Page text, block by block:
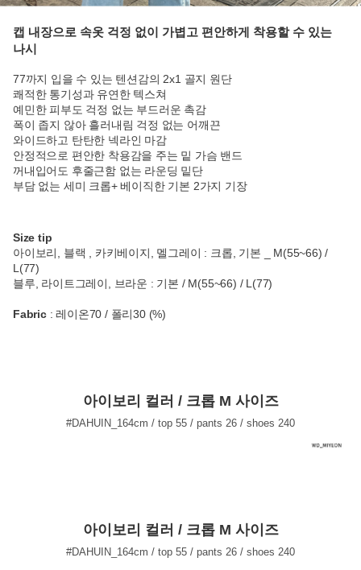
캡 내장으로 속옷 걱정 없이 가볍고 편안하게 착용할 수 있는
나시
77까지 입을 수 있는 텐션감의 2x1 골지 원단
쾌적한 통기성과 유연한 텍스쳐
예민한 피부도 걱정 없는 부드러운 촉감
폭이 좁지 않아 흘러내림 걱정 없는 어깨끈
와이드하고 탄탄한 넥라인 마감
안정적으로 편안한 착용감을 주는 밑 가슴 밴드
꺼내입어도 후줄근함 없는 라운딩 밑단
부담 없는 세미 크롭+ 베이직한 기본 2가지 기장
Size tip
아이보리, 블랙 , 카키베이지, 멜그레이 : 크롭, 기본 _ M(55~66) /
L(77)
블루, 라이트그레이, 브라운 : 기본 / M(55~66) / L(77)
Fabric: 레이온70 / 폴리30 (%)
아이보리 컬러 / 크롭 M 사이즈
#DAHUIN_164cm / top 55 / pants 26 / shoes 240
아이보리 컬러 / 크롭 M 사이즈
#DAHUIN_164cm / top 55 / pants 26 / shoes 240